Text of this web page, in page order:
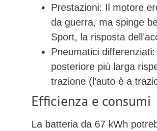
Prestazioni: Il motore
da guerra, ma spinge
Sport, la risposta
Pneumatici differenziati:
posteriore più larga
trazione (l’auto è a
Efficienza e consumi
La batteria da 67 kWh